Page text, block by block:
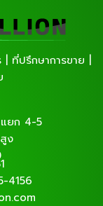
ที่ปรึกษาการขาย |
ยก 4-5
ง
4156